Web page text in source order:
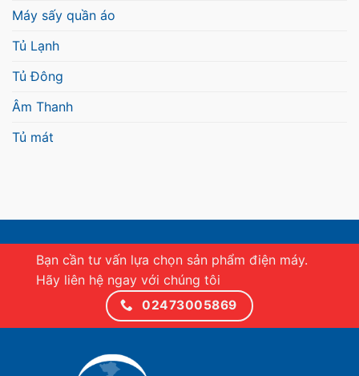
Máy sấy quần áo
Tủ Lạnh
Tủ Đông
Âm Thanh
Tủ mát
Bạn cần tư vấn lựa chọn sản phẩm điện máy.
Hãy liên hệ ngay với chúng tôi
02473005869